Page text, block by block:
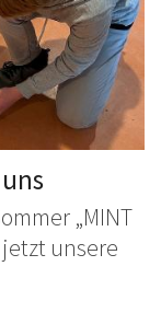
„MINT
unsere